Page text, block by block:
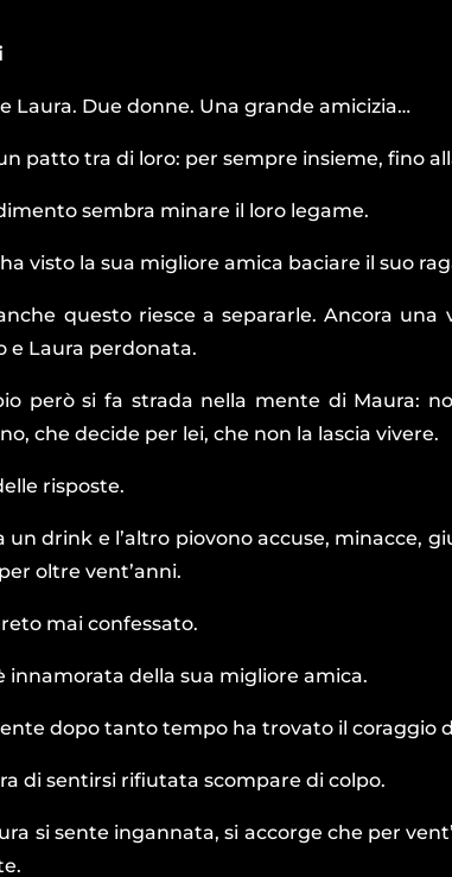
Laura. Due donne. Una grande amicizia…
patto tra di loro: per sempre insieme, fino
sembra minare il loro legame.
visto la sua migliore amica baciare il suo
questo riesce a separarle. Ancora una
e Laura perdonata.
però si fa strada nella mente di Maura:
che decide per lei, che non la lascia vivere.
risposte.
un drink e l’altro piovono accuse, minacce,
oltre vent’anni.
mai confessato.
innamorata della sua migliore amica.
dopo tanto tempo ha trovato il coraggio
di sentirsi rifiutata scompare di colpo.
si sente ingannata, si accorge che per